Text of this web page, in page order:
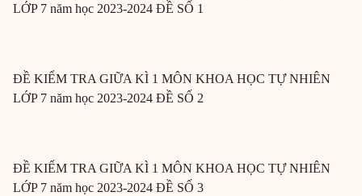
LỚP 7 năm học 2023-2024 ĐỀ SỐ 1
ĐỀ KIỂM TRA GIỮA KÌ 1 MÔN KHOA HỌC TỰ NHIÊN
LỚP 7 năm học 2023-2024 ĐỀ SỐ 2
ĐỀ KIỂM TRA GIỮA KÌ 1 MÔN KHOA HỌC TỰ NHIÊN
LỚP 7 năm học 2023-2024 ĐỀ SỐ 3